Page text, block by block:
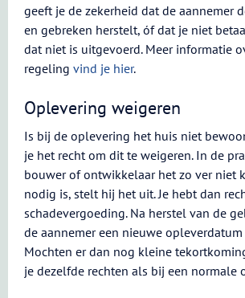
geeft je de zekerheid dat de aannemer
en gebreken herstelt, óf dat je niet
dat niet is uitgevoerd. Meer informatie
regeling vind je hier.
Oplevering weigeren
Is bij de oplevering het huis niet
je het recht om dit te weigeren. In de
bouwer of ontwikkelaar het zo ver niet
nodig is, stelt hij het uit. Je hebt dan
schadevergoeding. Na herstel van de
de aannemer een nieuwe opleverdatum
Mochten er dan nog kleine
je dezelfde rechten als bij een normale